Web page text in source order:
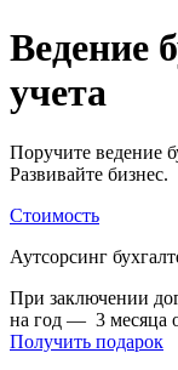
Ведение
учета
Поручите ведение
Развивайте бизнес.
Стоимость
Аутсорсинг
При заключении
на год — 3 месяца
Получить подарок